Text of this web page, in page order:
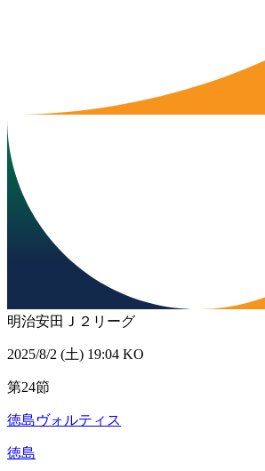
明治安田Ｊ２リーグ
2025/8/2 (土) 19:04 KO
第24節
徳島ヴォルティス
徳島